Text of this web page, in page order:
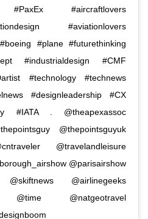
#PaxEx #aircraftlovers
#aviationlovers
#plane #futurethinking
#industrialdesign #CMF
#technology #technews
#designleadership #CX
#IATA . @theapexassoc
@thepointsguyuk
@travelandleisure
@parisairshow
@airlinegeeks
@time @natgeotravel